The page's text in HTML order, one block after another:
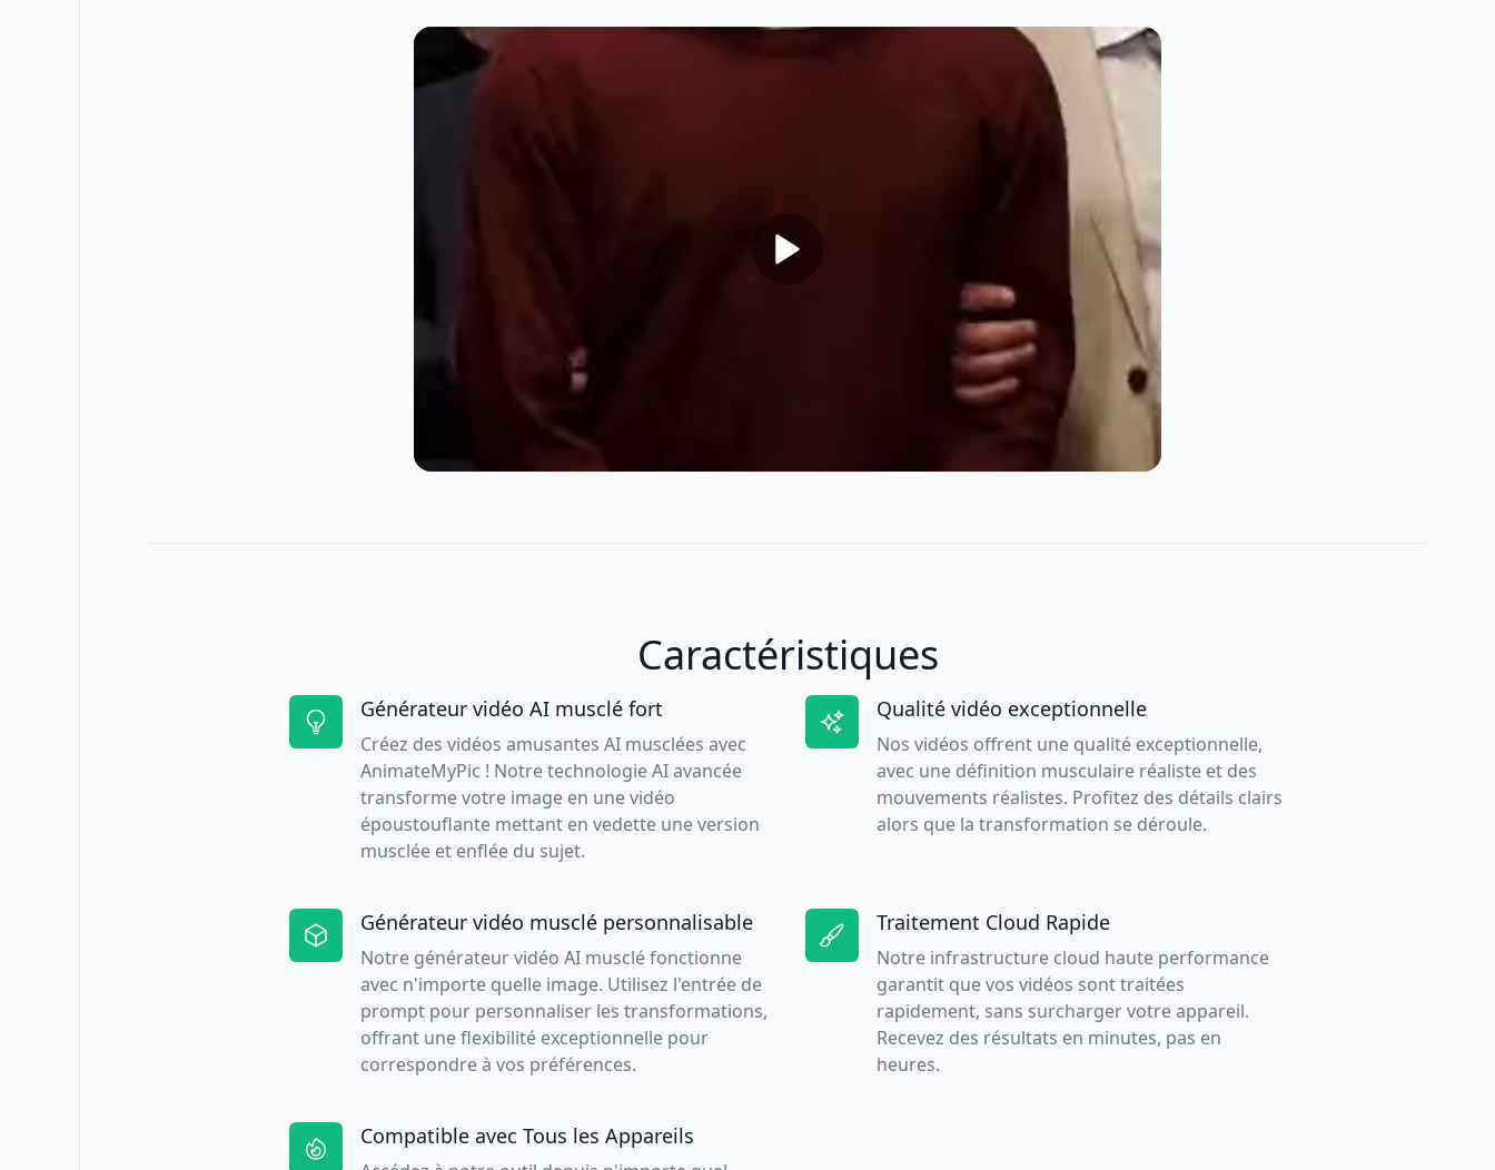
Caractéristiques
Générateur vidéo AI musclé fort
Créez des vidéos amusantes AI musclées avec
AnimateMyPic ! Notre technologie AI avancée
transforme votre image en une vidéo
époustouflante mettant en vedette une version
musclée et enflée du sujet.
Qualité vidéo exceptionnelle
Nos vidéos offrent une qualité exceptionnelle,
avec une définition musculaire réaliste et des
mouvements réalistes. Profitez des détails clairs
alors que la transformation se déroule.
Générateur vidéo musclé personnalisable
Notre générateur vidéo AI musclé fonctionne
avec n'importe quelle image. Utilisez l'entrée de
prompt pour personnaliser les transformations,
offrant une flexibilité exceptionnelle pour
correspondre à vos préférences.
Traitement Cloud Rapide
Notre infrastructure cloud haute performance
garantit que vos vidéos sont traitées
rapidement, sans surcharger votre appareil.
Recevez des résultats en minutes, pas en
heures.
Compatible avec Tous les Appareils